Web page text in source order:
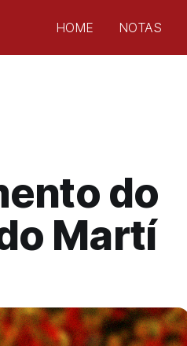
HOME NOTAS
do
Martí